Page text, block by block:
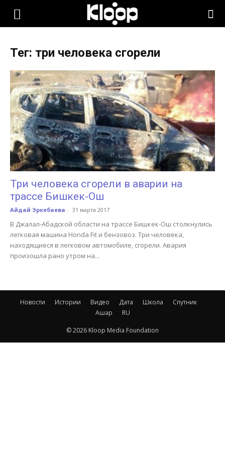
KLOOP.KG
Новости
Кыргызстана
Тег: три человека сгорели
Три человека сгорели в аварии на
трассе Бишкек-Ош
Айдай Эркебаева - 31 марта 2017
В Джалал-Абадской области на трассе Бишкек-Ош столкнулись
легковая машина Honda Fit и бензовоз. Три человека,
находящиеся в легковом автомобиле, сгорели. Авария
произошла рано утром на...
Новости Истории Видео Дата Школа
Спутник
Ашар
RU
© 2026 Kloop Media Foundation